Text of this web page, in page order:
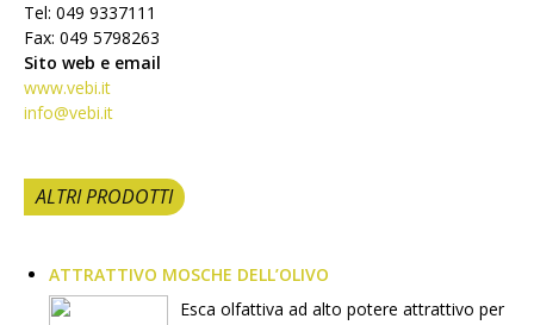
Tel: 049 9337111
Fax: 049 5798263
Sito web e email
www.vebi.it
info@vebi.it
ALTRI PRODOTTI
ATTRATTIVO MOSCHE DELL’OLIVO
Esca olfattiva ad alto potere attrattivo per